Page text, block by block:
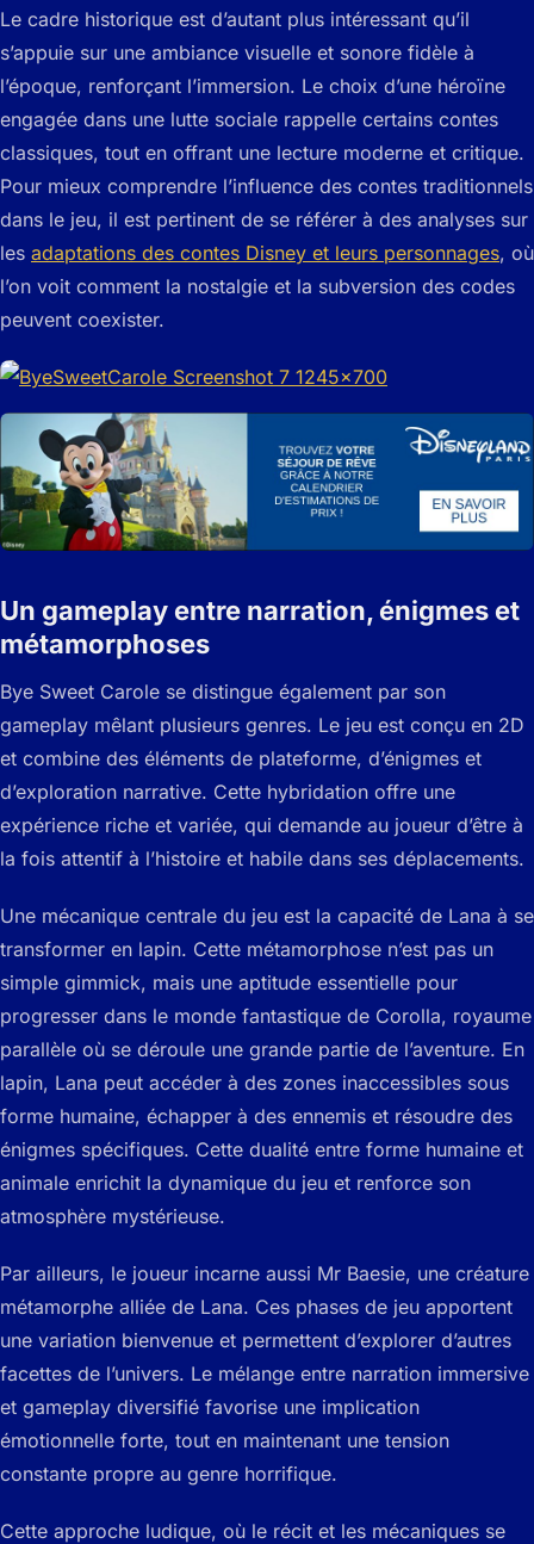
Le cadre historique est d’autant plus intéressant qu’il
s’appuie sur une ambiance visuelle et sonore fidèle à
l’époque, renforçant l’immersion. Le choix d’une héroïne
engagée dans une lutte sociale rappelle certains contes
classiques, tout en offrant une lecture moderne et critique.
Pour mieux comprendre l’influence des contes traditionnels
dans le jeu, il est pertinent de se référer à des analyses sur
les adaptations des contes Disney et leurs personnages, où
l’on voit comment la nostalgie et la subversion des codes
peuvent coexister.
Un gameplay entre narration, énigmes et
métamorphoses
Bye Sweet Carole se distingue également par son
gameplay mêlant plusieurs genres. Le jeu est conçu en 2D
et combine des éléments de plateforme, d’énigmes et
d’exploration narrative. Cette hybridation offre une
expérience riche et variée, qui demande au joueur d’être à
la fois attentif à l’histoire et habile dans ses déplacements.
Une mécanique centrale du jeu est la capacité de Lana à se
transformer en lapin. Cette métamorphose n’est pas un
simple gimmick, mais une aptitude essentielle pour
progresser dans le monde fantastique de Corolla, royaume
parallèle où se déroule une grande partie de l’aventure. En
lapin, Lana peut accéder à des zones inaccessibles sous
forme humaine, échapper à des ennemis et résoudre des
énigmes spécifiques. Cette dualité entre forme humaine et
animale enrichit la dynamique du jeu et renforce son
atmosphère mystérieuse.
Par ailleurs, le joueur incarne aussi Mr Baesie, une créature
métamorphe alliée de Lana. Ces phases de jeu apportent
une variation bienvenue et permettent d’explorer d’autres
facettes de l’univers. Le mélange entre narration immersive
et gameplay diversifié favorise une implication
émotionnelle forte, tout en maintenant une tension
constante propre au genre horrifique.
Cette approche ludique, où le récit et les mécaniques se